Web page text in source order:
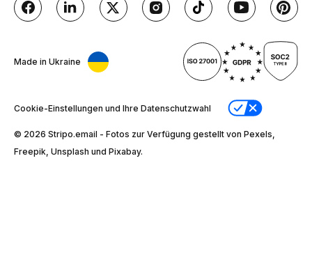
Made in Ukraine
Cookie-Einstellungen und Ihre Datenschutzwahl
© 2026 Stripо.email - Fotos zur Verfügung gestellt von Pexels,
Freepik, Unsplash und Pixabay.